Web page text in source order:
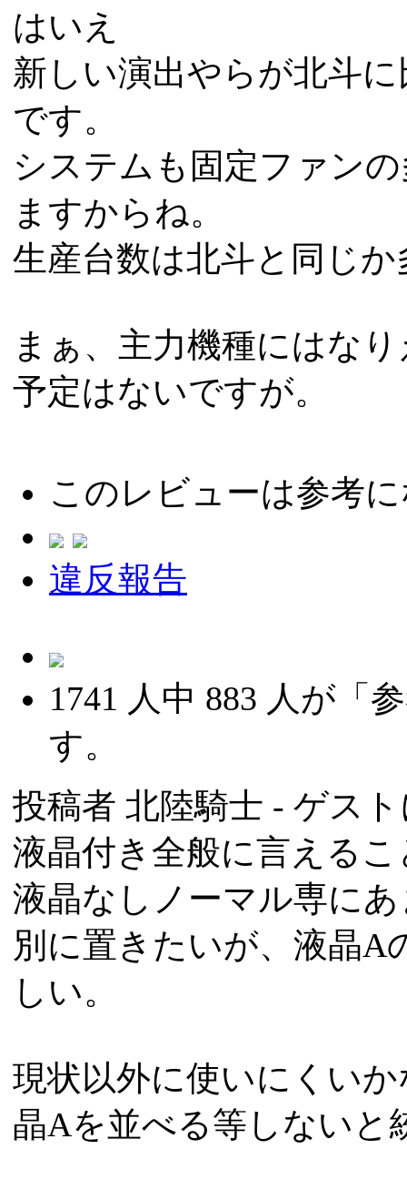
はいえ
新しい演出やらが北斗
です。
システムも固定ファン
ますからね。
生産台数は北斗と同じ
まぁ、主力機種にはな
予定はないですが。
このレビューは参考
違反報告
1741 人中 883 人が「
す。
投稿者 北陸騎士 - ゲス
液晶付き全般に言える
液晶なしノーマル専に
別に置きたいが、液晶A
しい。
現状以外に使いにくい
晶Aを並べる等しないと